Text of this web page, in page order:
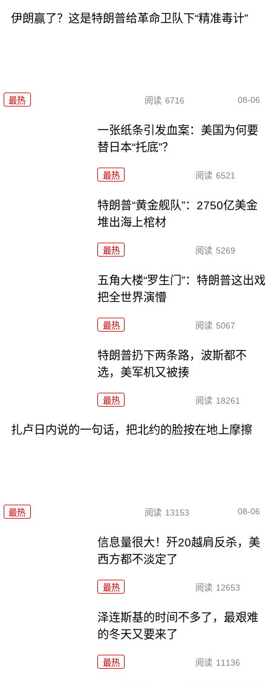
伊朗赢了？这是特朗普给革命卫队下“精准毒计”
最热 阅读 6716 08-06
一张纸条引发血案：美国为何要
替日本“托底”？
最热 阅读 6521
特朗普“黄金舰队”：2750亿美金
堆出海上棺材
最热 阅读 5269
五角大楼“罗生门”：特朗普这出戏
把全世界演懵
最热 阅读 5067
特朗普扔下两条路，波斯都不
选，美军机又被揍
最热 阅读 18261
扎卢日内说的一句话，把北约的脸按在地上摩擦
最热 阅读 13153 08-06
信息量很大！歼20越肩反杀，美
西方都不淡定了
最热 阅读 12653
泽连斯基的时间不多了，最艰难
的冬天又要来了
最热 阅读 11136